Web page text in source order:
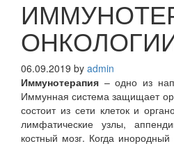
06.09.2019 by admin
Иммунотерапия – одно из
Иммунная система защищает
состоит из сети клеток и
лимфатические узлы,
костный мозг. Когда инородный